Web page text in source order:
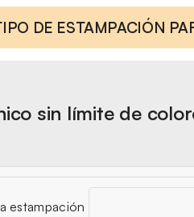
DE ESTAMPACIÓN
sin límite de
estampación